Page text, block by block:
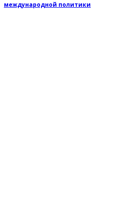
международной политики